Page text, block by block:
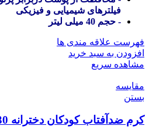
فیلترهای شیمیایی و فیزیکی
- حجم 40 میلی لیتر
فهرست علاقه مندی ها
افزودن به سبد خرید
مشاهده سریع
مقایسه
بستن
کرم ضدآفتاب کودکان دخترانه SPF30 راسن